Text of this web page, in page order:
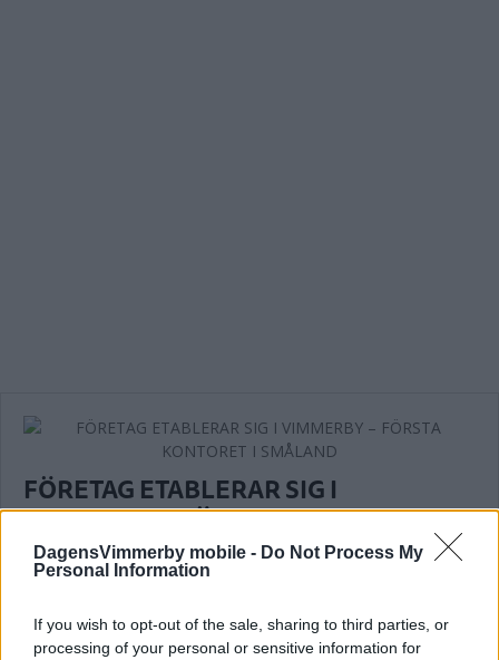
DagensVimmerby mobile - Do Not Process My
Personal Information
If you wish to opt-out of the sale, sharing to third parties, or
processing of your personal or sensitive information for
FÖRETAG ETABLERAR SIG I
VIMMERBY – FÖRSTA KONTORET I
SMÅLAND